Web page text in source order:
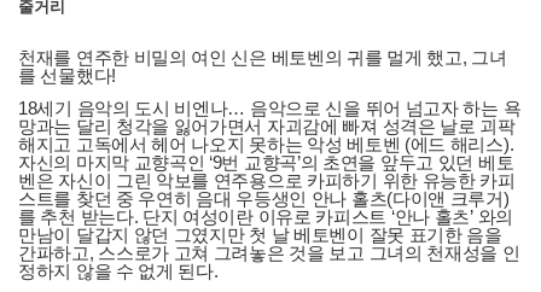
줄거리
천재를 연주한 비밀의 여인 신은 베토벤의 귀를 멀게 했고, 그녀
를 선물했다!
18세기 음악의 도시 비엔나… 음악으로 신을 뛰어 넘고자 하는 욕
망과는 달리 청각을 잃어가면서 자괴감에 빠져 성격은 날로 괴팍
해지고 고독에서 헤어 나오지 못하는 악성 베토벤 (에드 해리스).
자신의 마지막 교향곡인 ‘9번 교향곡’의 초연을 앞두고 있던 베토
벤은 자신이 그린 악보를 연주용으로 카피하기 위한 유능한 카피
스트를 찾던 중 우연히 음대 우등생인 안나 홀츠(다이앤 크루거)
를 추천 받는다. 단지 여성이란 이유로 카피스트 ‘안나 홀츠’ 와의
만남이 달갑지 않던 그였지만 첫 날 베토벤이 잘못 표기한 음을
간파하고, 스스로가 고쳐 그려놓은 것을 보고 그녀의 천재성을 인
정하지 않을 수 없게 된다.